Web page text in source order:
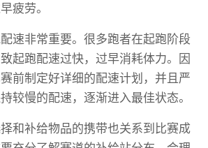
疲劳。
速非常重要。很多跑者在起跑阶段
起跑配速过快，过早消耗体力。因
前制定好详细的配速计划，并且严
较慢的配速，逐渐进入最佳状态。
和补给物品的携带也关系到比赛成